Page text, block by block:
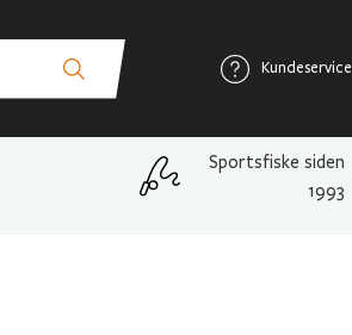
Kundeservice
Sportsfiske siden
1993